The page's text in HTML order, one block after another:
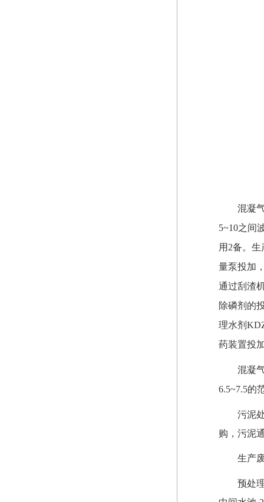
混凝
5~10之间
用2备。
量泵投加
通过刮渣
除磷剂的
理水剂
药装置投
混凝
6.5~7.5的
污泥
购，污泥
生产
预处